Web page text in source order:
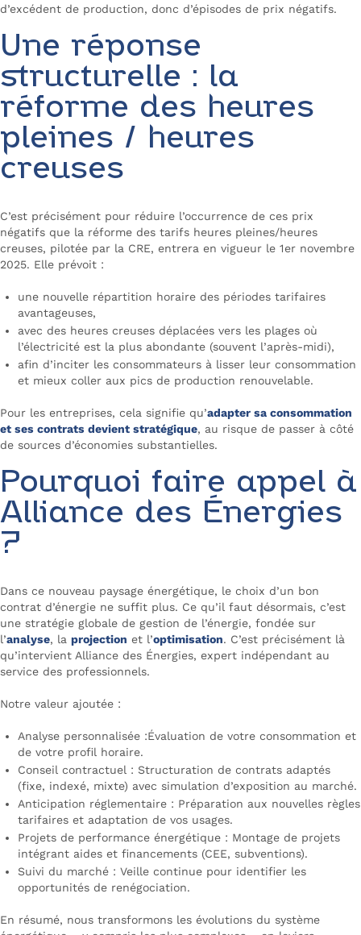
d’excédent de production, donc d’épisodes de prix négatifs.
Une réponse
structurelle : la
réforme des heures
pleines / heures
creuses
C’est précisément pour réduire l’occurrence de ces prix
négatifs que la réforme des tarifs heures pleines/heures
creuses, pilotée par la CRE, entrera en vigueur le 1er novembre
2025. Elle prévoit :
une nouvelle répartition horaire des périodes tarifaires
avantageuses,
avec des heures creuses déplacées vers les plages où
l’électricité est la plus abondante (souvent l’après-midi),
afin d’inciter les consommateurs à lisser leur consommation
et mieux coller aux pics de production renouvelable.
Pour les entreprises, cela signifie qu’adapter sa consommation
et ses contrats devient stratégique, au risque de passer à côté
de sources d’économies substantielles.
Pourquoi faire appel à
Alliance des Énergies
?
Dans ce nouveau paysage énergétique, le choix d’un bon
contrat d’énergie ne suffit plus. Ce qu’il faut désormais, c’est
une stratégie globale de gestion de l’énergie, fondée sur
l’analyse, la projection et l’optimisation. C’est précisément là
qu’intervient Alliance des Énergies, expert indépendant au
service des professionnels.
Notre valeur ajoutée :
Analyse personnalisée :Évaluation de votre consommation et
de votre profil horaire.
Conseil contractuel : Structuration de contrats adaptés
(fixe, indexé, mixte) avec simulation d’exposition au marché.
Anticipation réglementaire : Préparation aux nouvelles règles
tarifaires et adaptation de vos usages.
Projets de performance énergétique : Montage de projets
intégrant aides et financements (CEE, subventions).
Suivi du marché : Veille continue pour identifier les
opportunités de renégociation.
En résumé, nous transformons les évolutions du système